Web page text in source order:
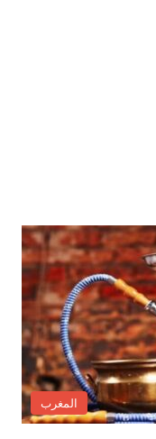
المغرب